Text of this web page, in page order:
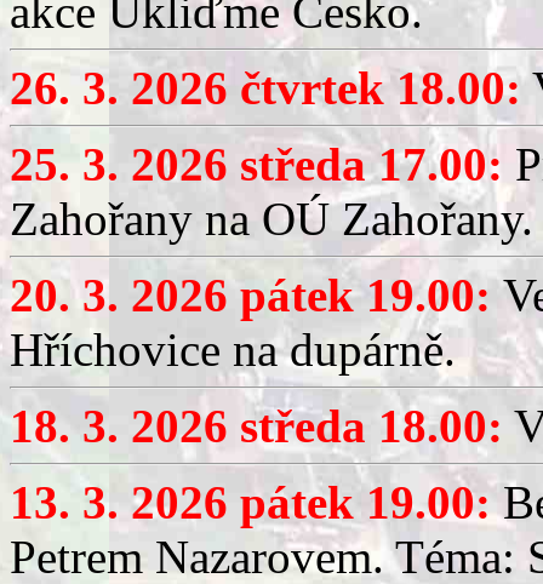
akce Ukliďme Česko.
26. 3. 2026 čtvrtek 18.00:
25. 3. 2026 středa 17.00:
Zahořany na OÚ Zahořany.
20. 3. 2026 pátek 19.00:
Hříchovice na dupárně.
18. 3. 2026 středa 18.00:
13. 3. 2026 pátek 19.00:
Petrem Nazarovem. Téma: